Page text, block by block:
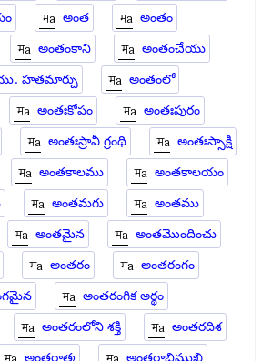
అంత
అంతం
అంతంకాని
అంతంచేయు
హతమార్చు
అంతంలో
అంతఃకోపం
అంతఃపురం
అంతఃస్రావీ గ్రంథి
అంతఃస్సాక్షి
అంతకాలము
అంతకాలయం
అంతమగు
అంతము
అంతమైన
అంతమొందించు
అంతరం
అంతరంగం
అంతరంగిక అర్థం
అంతరంలోని శక్తి
అంతరదిశ